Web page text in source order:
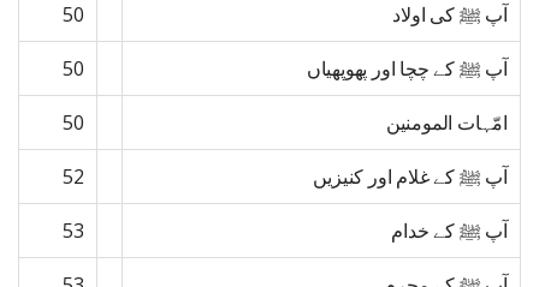
آپ ﷺ کی اولاد 50
آپ ﷺ کے چچا اور پھوپھیاں 50
امّہات المومنین 50
آپ ﷺ کے غلام اور کنیزیں 52
آپ ﷺ کے خدام 53